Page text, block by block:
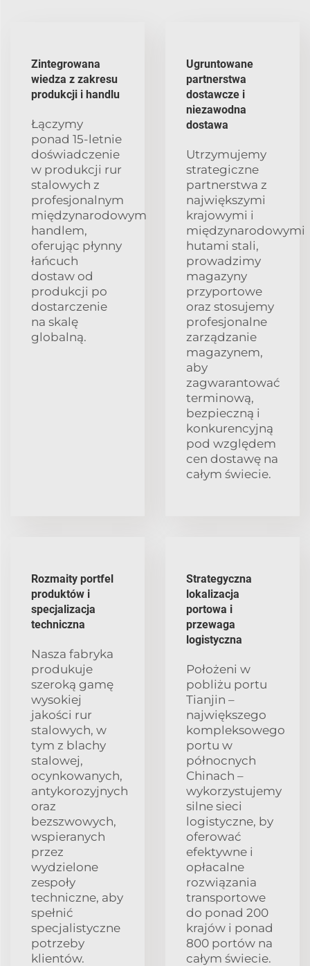
Zintegrowana
wiedza z zakresu
produkcji i handlu
Łączymy
ponad 15-letnie
doświadczenie
w produkcji rur
stalowych z
profesjonalnym
międzynarodowym
handlem,
oferując płynny
łańcuch
dostaw od
produkcji po
dostarczenie
na skalę
globalną.
Ugruntowane
partnerstwa
dostawcze i
niezawodna
dostawa
Utrzymujemy
strategiczne
partnerstwa z
największymi
krajowymi i
międzynarodowymi
hutami stali,
prowadzimy
magazyny
przyportowe
oraz stosujemy
profesjonalne
zarządzanie
magazynem,
aby
zagwarantować
terminową,
bezpieczną i
konkurencyjną
pod względem
cen dostawę na
całym świecie.
Rozmaity portfel
produktów i
specjalizacja
techniczna
Nasza fabryka
produkuje
szeroką gamę
wysokiej
jakości rur
stalowych, w
tym z blachy
stalowej,
ocynkowanych,
antykorozyjnych
oraz
bezszwowych,
wspieranych
przez
wydzielone
zespoły
techniczne, aby
spełnić
specjalistyczne
potrzeby
klientów.
Strategyczna
lokalizacja
portowa i
przewaga
logistyczna
Położeni w
pobliżu portu
Tianjin –
największego
kompleksowego
portu w
północnych
Chinach –
wykorzystujemy
silne sieci
logistyczne, by
oferować
efektywne i
opłacalne
rozwiązania
transportowe
do ponad 200
krajów i ponad
800 portów na
całym świecie.